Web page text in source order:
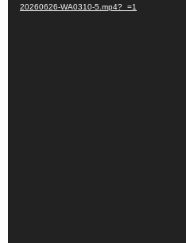
20260626-WA0310-5.mp4?_=1